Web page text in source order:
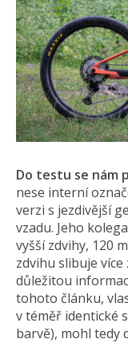
Do testu se nám
nese interní
verzi s jezdivější
vzadu. Jeho
vyšší zdvihy, 120
zdvihu slibuje více
důležitou
tohoto článku,
v téměř identické
barvě), mohl tedy